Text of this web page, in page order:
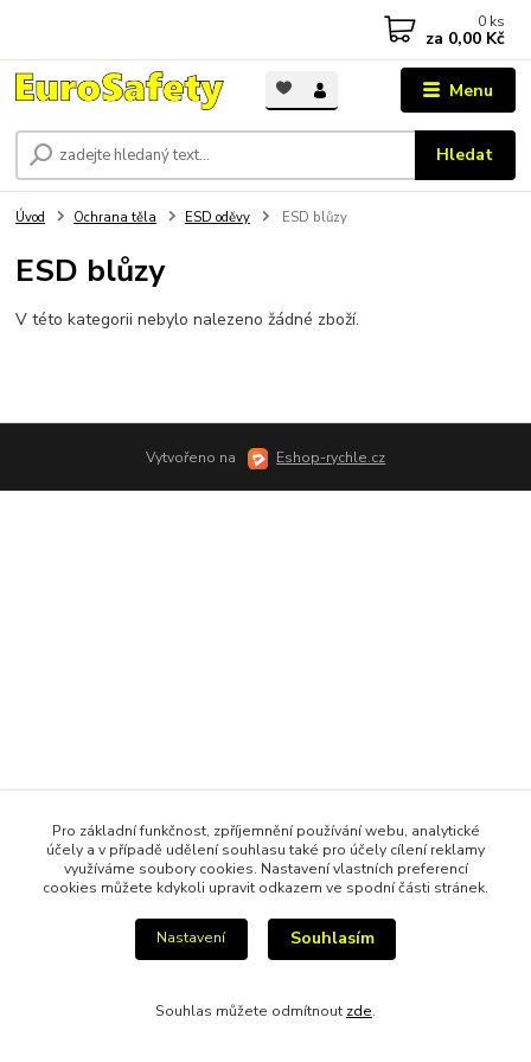
Menu
Hledat
0 ks
za 0,00 Kč
Úvod Ochrana těla ESD oděvy ESD blůzy
ESD blůzy
V této kategorii nebylo nalezeno žádné zboží.
Vytvořeno na Eshop-rychle.cz
Pro základní funkčnost, zpříjemnění používání webu, analytické
účely a v případě udělení souhlasu také pro účely cílení reklamy
využíváme soubory cookies. Nastavení vlastních preferencí
cookies můžete kdykoli upravit odkazem ve spodní části stránek.
Nastavení Souhlasím
Souhlas můžete odmítnout zde.